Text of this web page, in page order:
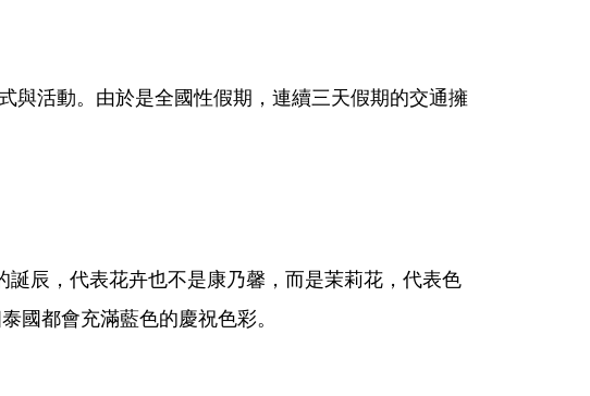
與活動。由於是全國性假期，連續三天假期的交通擁
辰，代表花卉也不是康乃馨，而是茉莉花，代表色
國都會充滿藍色的慶祝色彩。